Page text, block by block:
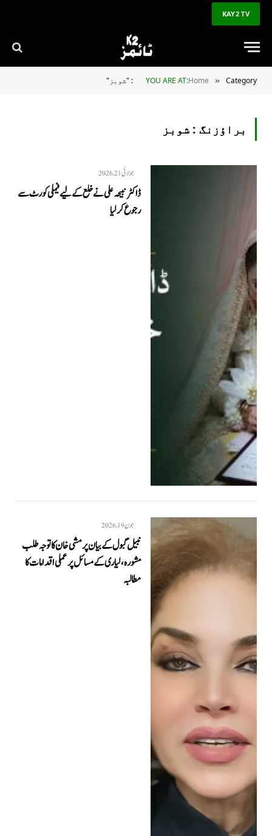
KAY2 TV
YOU ARE AT:Home » Category: "شوبز"
براؤزنگ : شوبز
جولائی 21, 2026
ڈاکٹر نبیحہ علی نے خلع کے لیے فیملی کورٹ سے
رجوع کر لیا
جون 19, 2026
نبیل گبول کے بیان پر مشی خان کا توجہ طلب
مشورہ، لیاری کے مسائل پر عملی اقدامات کا
مطالبہ